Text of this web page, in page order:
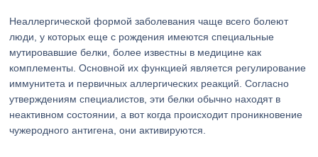
Неаллергической формой заболевания чаще всего болеют
люди, у которых еще с рождения имеются специальные
мутировавшие белки, более известны в медицине как
комплементы. Основной их функцией является регулирование
иммунитета и первичных аллергических реакций. Согласно
утверждениям специалистов, эти белки обычно находят в
неактивном состоянии, а вот когда происходит проникновение
чужеродного антигена, они активируются.